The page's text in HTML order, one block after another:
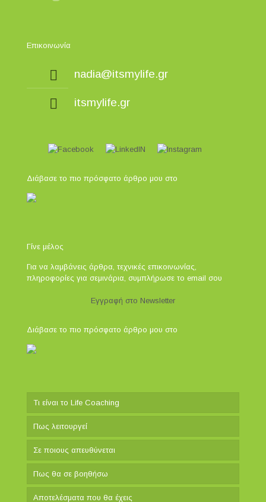
Επικοινωνία
nadia@itsmylife.gr
itsmylife.gr
Διάβασε το πιο πρόσφατο άρθρο μου στο
Γίνε μέλος
Για να λαμβάνεις άρθρα, τεχνικές επικοινωνίας,
πληροφορίες για σεμινάρια, συμπλήρωσε το email σου
Εγγραφή στο Newsletter
Διάβασε το πιο πρόσφατο άρθρο μου στο
Τι είναι το Life Coaching
Πως λειτουργεί
Σε ποιους απευθύνεται
Πως θα σε βοηθήσω
Αποτελέσματα που θα έχεις